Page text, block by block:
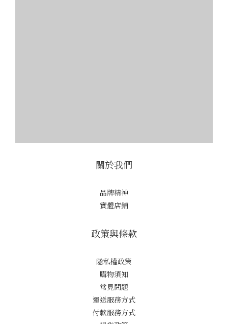
關於我們
品牌精神
實體店鋪
政策與條款
隱私權政策
購物須知
常見問題
運送服務方式
付款服務方式